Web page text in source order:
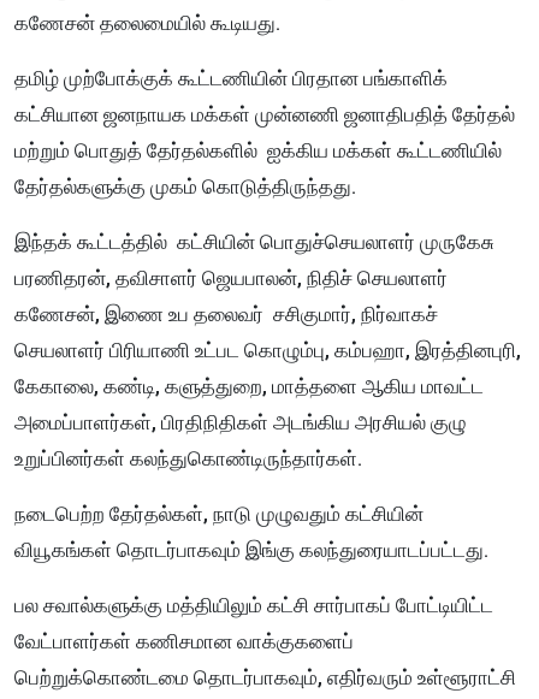
கணேசன் தலைமையில் கூடியது.
தமிழ் முற்போக்குக் கூட்டணியின் பிரதான பங்காளிக்
கட்சியான ஜனநாயக மக்கள் முன்னணி ஜனாதிபதித் தேர்தல்
மற்றும் பொதுத் தேர்தல்களில் ஐக்கிய மக்கள் கூட்டணியில்
தேர்தல்களுக்கு முகம் கொடுத்திருந்தது.
இந்தக் கூட்டத்தில் கட்சியின் பொதுச்செயலாளர் முருகேசு
பரணிதரன், தவிசாளர் ஜெயபாலன், நிதிச் செயலாளர்
கணேசன், இணை உப தலைவர் சசிகுமார், நிர்வாகச்
செயலாளர் பிரியாணி உட்பட கொழும்பு, கம்பஹா, இரத்தினபுரி,
கேகாலை, கண்டி, களுத்துறை, மாத்தளை ஆகிய மாவட்ட
அமைப்பாளர்கள், பிரதிநிதிகள் அடங்கிய அரசியல் குழு
உறுப்பினர்கள் கலந்துகொண்டிருந்தார்கள்.
நடைபெற்ற தேர்தல்கள், நாடு முழுவதும் கட்சியின்
வியூகங்கள் தொடர்பாகவும் இங்கு கலந்துரையாடப்பட்டது.
பல சவால்களுக்கு மத்தியிலும் கட்சி சார்பாகப் போட்டியிட்ட
வேட்பாளர்கள் கணிசமான வாக்குகளைப்
பெற்றுக்கொண்டமை தொடர்பாகவும், எதிர்வரும் உள்ளூராட்சி